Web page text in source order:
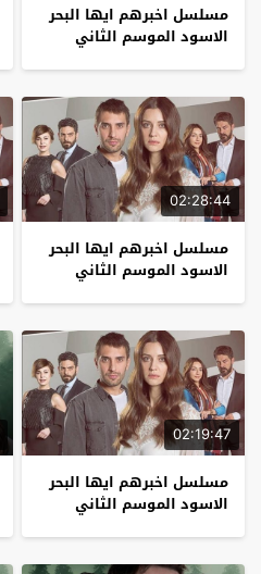
مسلسل اخبرهم ايها البحر
الاسود الموسم الثاني
02:28:44
مسلسل اخبرهم ايها البحر
الاسود الموسم الثاني
02:19:47
مسلسل اخبرهم ايها البحر
الاسود الموسم الثاني